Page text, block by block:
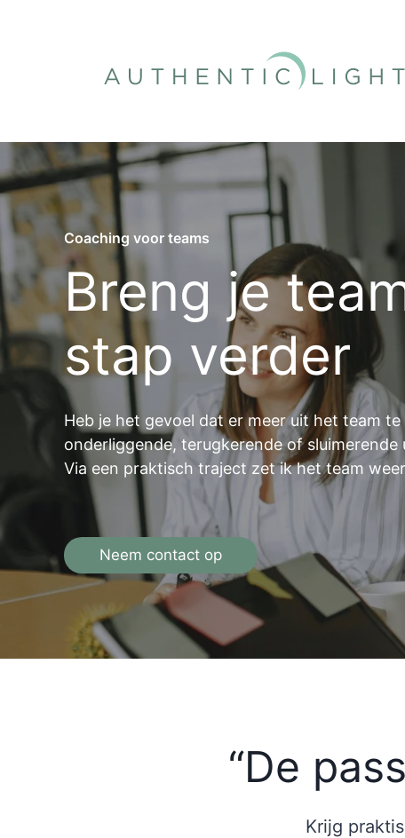
Coaching voor teams
Breng je
stap verder
Heb je het gevoel dat er meer uit het team te
onderliggende, terugkerende of sluimerende
Via een praktisch traject zet ik het team
Neem contact op
“De
Krijg